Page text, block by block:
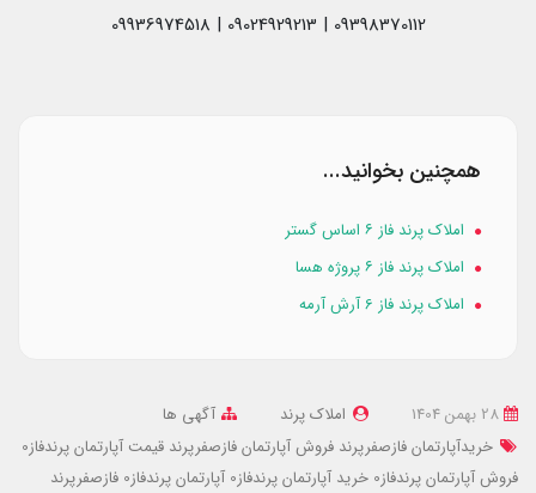
09398370112 | 09024929213 | 09936974518
همچنین بخوانید...
املاک پرند فاز ۶ اساس گستر
املاک پرند فاز ۶ پروژه هسا
املاک پرند فاز 6 آرش آرمه
املاک پرند
آگهی ها
خریدآپارتمان فازصفرپرند فروش آپارتمان فازصفرپرند قیمت آپارتمان پرندفاز0
فروش آپارتمان پرندفاز0 خرید آپارتمان پرندفاز0 آپارتمان پرندفاز0 فازصفرپرند